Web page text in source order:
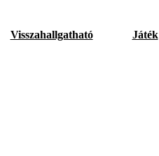
Visszahallgatható Játék